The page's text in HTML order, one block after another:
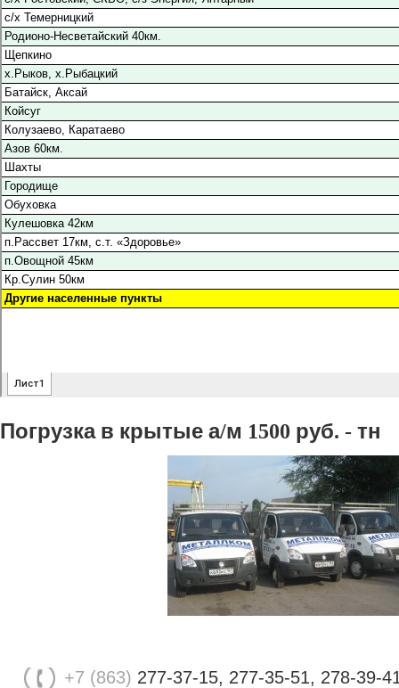
Погрузка в крытые а/м 1500 руб. - тн
+7 (863) 277-37-15, 277-35-51, 278-39-